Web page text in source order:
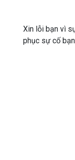
Xin lỗi bạn vì
phục sự cố